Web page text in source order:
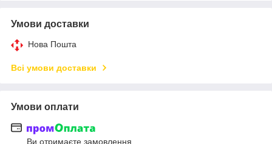
Умови доставки
Нова Пошта
Всі умови доставки
Умови оплати
Ви отримаєте замовлення